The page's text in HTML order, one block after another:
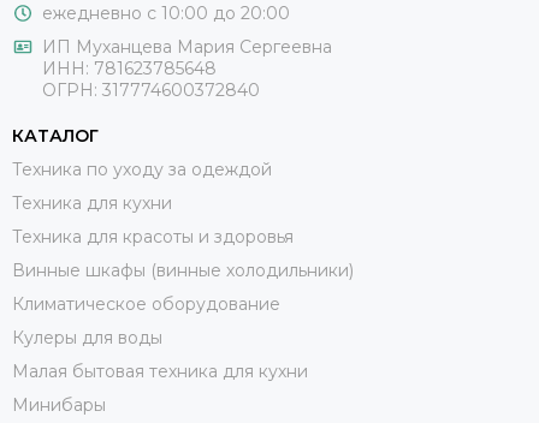
ежедневно с 10:00 до 20:00
ИП Муханцева Мария Сергеевна
ИНН: 781623785648
ОГРН: 317774600372840
КАТАЛОГ
Техника по уходу за одеждой
Техника для кухни
Техника для красоты и здоровья
Винные шкафы (винные холодильники)
Климатическое оборудование
Кулеры для воды
Малая бытовая техника для кухни
Минибары